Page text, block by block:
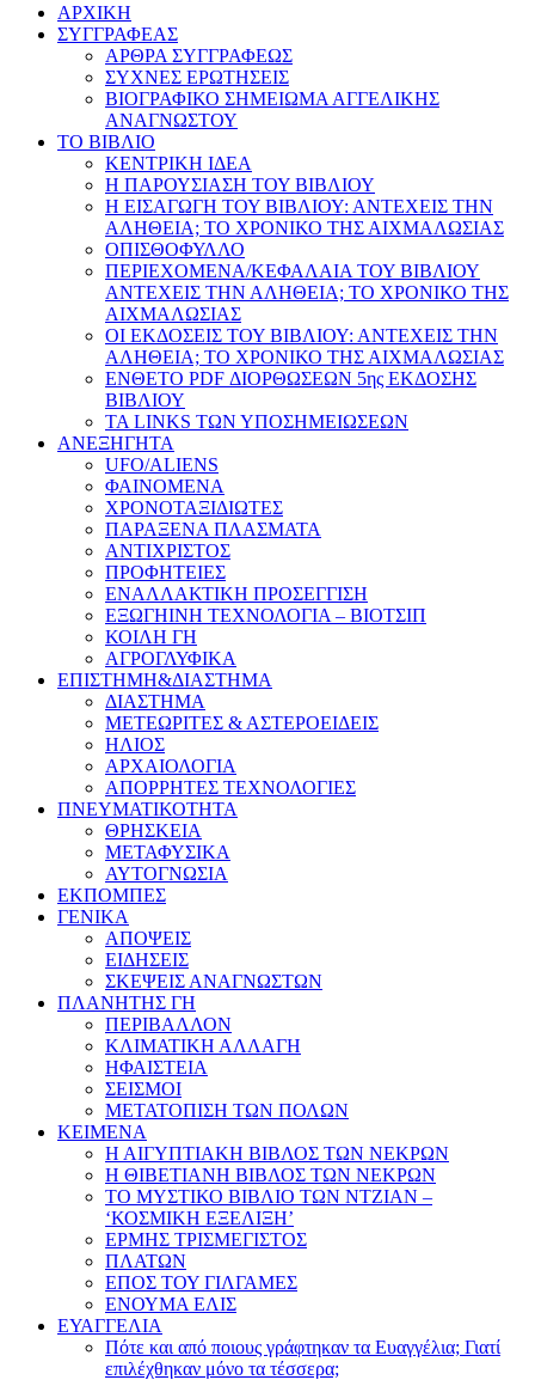
AΡΧΙΚΗ
ΣΥΓΓΡΑΦΕΑΣ
ΑΡΘΡΑ ΣΥΓΓΡΑΦΕΩΣ
ΣΥΧΝΕΣ ΕΡΩΤΗΣΕΙΣ
ΒΙΟΓΡΑΦΙΚΟ ΣΗΜΕΙΩΜΑ ΑΓΓΕΛΙΚΗΣ
ΑΝΑΓΝΩΣΤΟΥ
ΤΟ ΒΙΒΛΙΟ
ΚΕΝΤΡΙΚΗ ΙΔΕΑ
Η ΠΑΡΟΥΣΙΑΣΗ ΤΟΥ ΒΙΒΛΙΟΥ
Η ΕΙΣΑΓΩΓΗ ΤΟΥ ΒΙΒΛΙΟΥ: ΑΝΤΕΧΕΙΣ ΤΗΝ
ΑΛΗΘΕΙΑ; ΤΟ ΧΡΟΝΙΚΟ ΤΗΣ ΑΙΧΜΑΛΩΣΙΑΣ
ΟΠΙΣΘΟΦΥΛΛΟ
ΠΕΡΙΕΧΟΜΕΝΑ/ΚΕΦΑΛΑΙΑ ΤΟΥ ΒΙΒΛΙΟΥ
ΑΝΤΕΧΕΙΣ ΤΗΝ ΑΛΗΘΕΙΑ; ΤΟ ΧΡΟΝΙΚΟ ΤΗΣ
ΑΙΧΜΑΛΩΣΙΑΣ
ΟΙ ΕΚΔΟΣΕΙΣ ΤΟΥ ΒΙΒΛΙΟΥ: ΑΝΤΕΧΕΙΣ ΤΗΝ
ΑΛΗΘΕΙΑ; ΤΟ ΧΡΟΝΙΚΟ ΤΗΣ ΑΙΧΜΑΛΩΣΙΑΣ
ΕΝΘΕΤΟ PDF ΔΙΟΡΘΩΣΕΩΝ 5ης ΕΚΔΟΣΗΣ
ΒΙΒΛΙΟΥ
ΤΑ LINKS ΤΩΝ ΥΠΟΣΗΜΕΙΩΣΕΩΝ
ΑΝΕΞΗΓΗΤΑ
UFO/ALIENS
ΦΑΙΝΟΜΕΝΑ
ΧΡΟΝΟΤΑΞΙΔΙΩΤΕΣ
ΠΑΡΑΞΕΝΑ ΠΛΑΣΜΑΤΑ
ΑΝΤΙΧΡΙΣΤΟΣ
ΠΡΟΦΗΤΕΙΕΣ
ΕΝΑΛΛΑΚΤΙΚΗ ΠΡΟΣΕΓΓΙΣΗ
ΕΞΩΓΗΙΝΗ ΤΕΧΝΟΛΟΓΙΑ – ΒΙΟΤΣΙΠ
ΚΟΙΛΗ ΓΗ
ΑΓΡΟΓΛΥΦΙΚΑ
ΕΠΙΣΤΗΜΗ&ΔΙΑΣΤΗΜΑ
ΔΙΑΣΤΗΜΑ
ΜΕΤΕΩΡΙΤΕΣ & ΑΣΤΕΡΟΕΙΔΕΙΣ
ΗΛΙΟΣ
ΑΡΧΑΙΟΛΟΓΙΑ
ΑΠΟΡΡΗΤΕΣ ΤΕΧΝΟΛΟΓΙΕΣ
ΠΝΕΥΜΑΤΙΚΟΤΗΤΑ
ΘΡΗΣΚΕΙΑ
ΜΕΤΑΦΥΣΙΚΑ
ΑΥΤΟΓΝΩΣΙΑ
ΕΚΠΟΜΠΕΣ
ΓΕΝΙΚΑ
ΑΠΟΨΕΙΣ
ΕΙΔΗΣΕΙΣ
ΣΚΕΨΕΙΣ ΑΝΑΓΝΩΣΤΩΝ
ΠΛΑΝΗΤΗΣ ΓΗ
ΠΕΡΙΒΑΛΛΟΝ
ΚΛΙΜΑΤΙΚΗ ΑΛΛΑΓΗ
ΗΦΑΙΣΤΕΙΑ
ΣΕΙΣΜΟΙ
ΜΕΤΑΤΟΠΙΣΗ ΤΩΝ ΠΟΛΩΝ
ΚΕΙΜΕΝΑ
Η ΑΙΓΥΠΤΙΑΚΗ ΒΙΒΛΟΣ ΤΩΝ ΝΕΚΡΩΝ
Η ΘΙΒΕΤΙΑΝΗ ΒΙΒΛΟΣ ΤΩΝ ΝΕΚΡΩΝ
ΤΟ ΜΥΣΤΙΚΟ ΒΙΒΛΙΟ ΤΩΝ ΝΤΖΙΑΝ –
‘ΚΟΣΜΙΚΗ ΕΞΕΛΙΞΗ’
ΕΡΜΗΣ ΤΡΙΣΜΕΓΙΣΤΟΣ
ΠΛΑΤΩΝ
ΕΠΟΣ ΤΟΥ ΓΙΛΓΑΜΕΣ
ΕΝΟΥΜΑ ΕΛΙΣ
ΕΥΑΓΓΕΛΙΑ
Πότε και από ποιους γράφτηκαν τα Ευαγγέλια; Γιατί
επιλέχθηκαν μόνο τα τέσσερα;